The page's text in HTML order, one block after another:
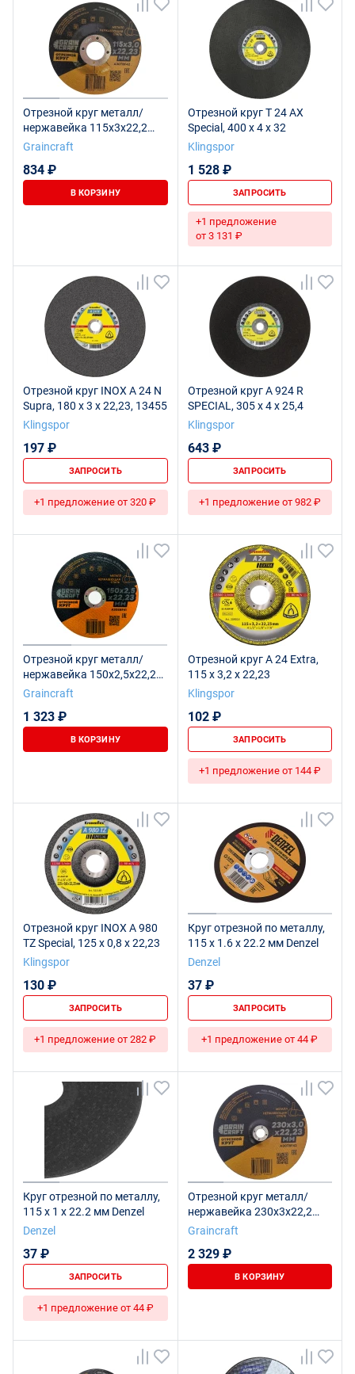
Отрезной круг металл/
нержавейка 115х3х22,2
тип42 "Graincraft", 25 шт.
Graincraft
834 ₽
В КОРЗИНУ
Отрезной круг T 24 AX
Special, 400 x 4 x 32
Klingspor
1 528 ₽
ЗАПРОСИТЬ
+1 предложение
от 3 131 ₽
Отрезной круг INOX A 24 N
Supra, 180 x 3 x 22,23, 13455
Klingspor
197 ₽
ЗАПРОСИТЬ
+1 предложение от 320 ₽
Отрезной круг A 924 R
SPECIAL, 305 x 4 x 25,4
Klingspor
643 ₽
ЗАПРОСИТЬ
+1 предложение от 982 ₽
Отрезной круг металл/
нержавейка 150х2,5х22,2
тип41 "Graincraft", 25 шт.
Graincraft
1 323 ₽
В КОРЗИНУ
Отрезной круг A 24 Extra,
115 x 3,2 x 22,23
Klingspor
102 ₽
ЗАПРОСИТЬ
+1 предложение от 144 ₽
Отрезной круг INOX A 980
TZ Special, 125 x 0,8 x 22,23
Klingspor
130 ₽
ЗАПРОСИТЬ
+1 предложение от 282 ₽
Круг отрезной по металлу,
115 х 1.6 х 22.2 мм Denzel
Denzel
37 ₽
ЗАПРОСИТЬ
+1 предложение от 44 ₽
Круг отрезной по металлу,
115 х 1 х 22.2 мм Denzel
Denzel
37 ₽
ЗАПРОСИТЬ
+1 предложение от 44 ₽
Отрезной круг металл/
нержавейка 230х3х22,2
тип42 "Graincraft", 25 шт.
Graincraft
2 329 ₽
В КОРЗИНУ